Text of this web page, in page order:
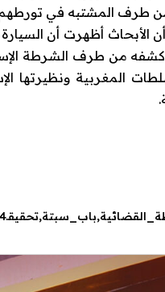
من طرف المشتبه في
الأبحاث أظهرت أن
من طرف الشرطة
المغربية ونظيرتها
باب_سبتة تحقيقـ24